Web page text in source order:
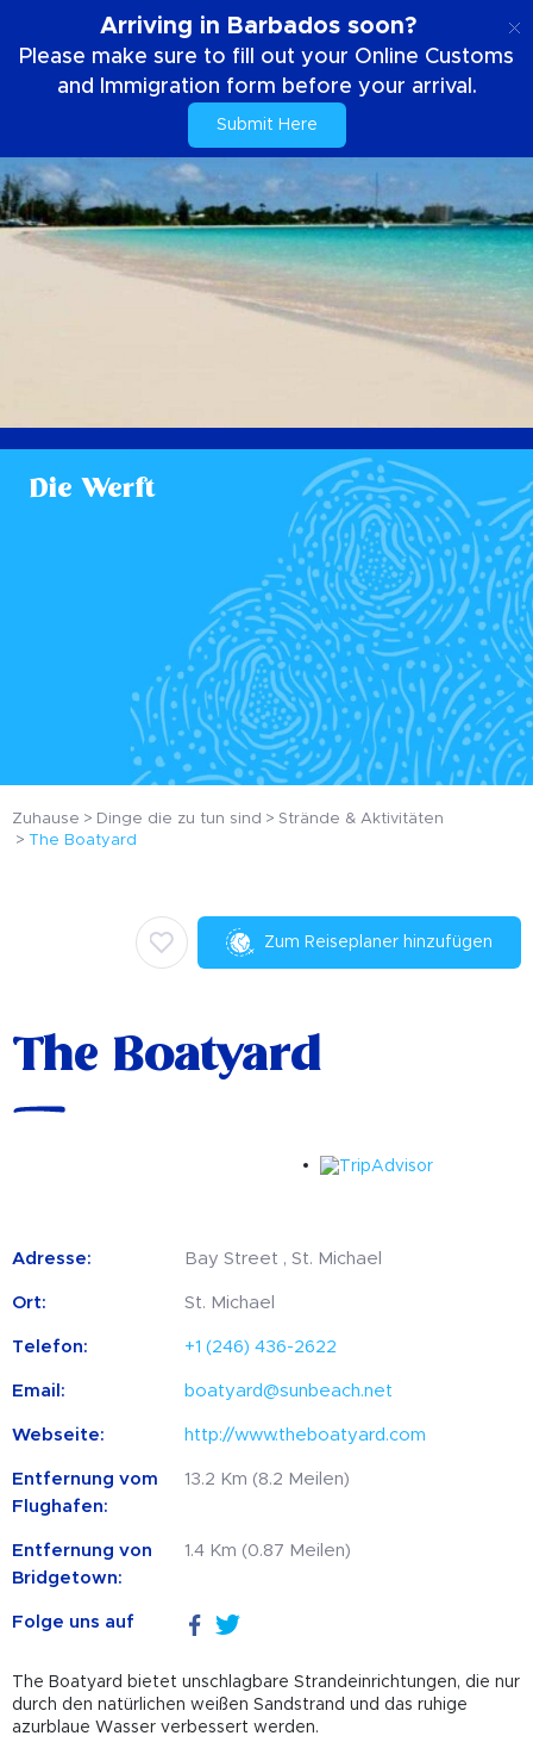
Arriving in Barbados soon?
Please make sure to fill out your Online Customs
and Immigration form before your arrival.
Submit Here
Die Werft
Zuhause Dinge die zu tun sind
Strände & Aktivitäten
The Boatyard
Zum Reiseplaner hinzufügen
The Boatyard
Adresse: Bay Street , St. Michael
Ort: St. Michael
Telefon: +1 (246) 436-2622
Email: boatyard@sunbeach.net
Webseite: http://www.theboatyard.com
Entfernung vom
Flughafen:
13.2 Km (8.2 Meilen)
Entfernung von
Bridgetown:
1.4 Km (0.87 Meilen)
Folge uns auf
The Boatyard bietet unschlagbare Strandeinrichtungen, die nur
durch den natürlichen weißen Sandstrand und das ruhige
azurblaue Wasser verbessert werden.